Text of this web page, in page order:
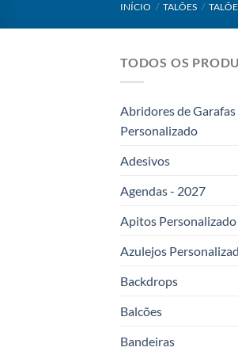
INÍCIO / TALÕES /
TODOS OS
Abridores de Garafas
Personalizado
Adesivos
Agendas - 2027
Apitos Personalizado
Azulejos
Backdrops
Balcões
Bandeiras